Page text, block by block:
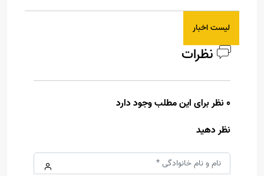
لیست اخبار
نظرات
0 نظر برای این مطلب وجود دارد
نظر دهید